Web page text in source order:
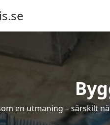
en utmaning – särskilt